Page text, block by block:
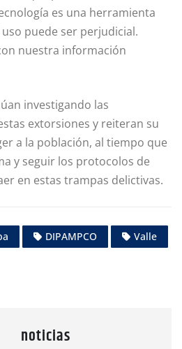
es una herramienta
puede ser perjudicial.
nuestra información
investigando las
extorsiones y reiteran su
a la población, al tiempo que
y seguir los protocolos de
en estas trampas delictivas.
DIPAMPCO
Valle
noticias